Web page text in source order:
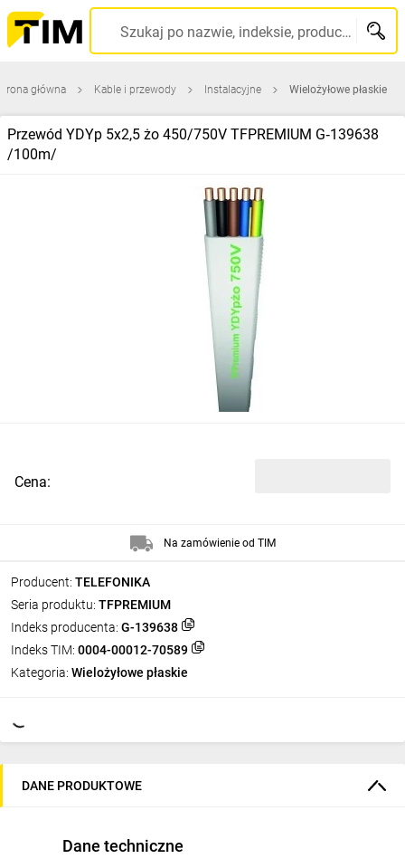
Szukaj po nazwie, indeksie, producencie, kodzie kreskowym...
główna Kable i przewody Instalacyjne Wielożyłowe płaskie
Przewód YDYp 5x2,5 żo 450/750V TFPREMIUM G‑139638
/100m/
Producent: TELEFONIKA
Seria produktu: TFPREMIUM
Indeks producenta: G-139638
Indeks TIM: 0004-00012-70589
Kategoria: Wielożyłowe płaskie
Cena:
Na zamówienie od TIM
DANE PRODUKTOWE
Dane techniczne